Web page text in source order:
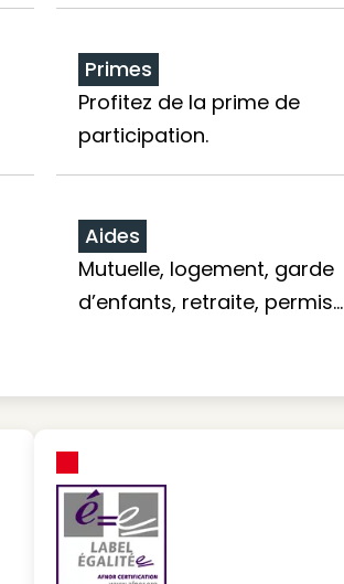
Primes
Profitez de la prime de
participation.
Aides
Mutuelle, logement, garde
d’enfants, retraite, permis…